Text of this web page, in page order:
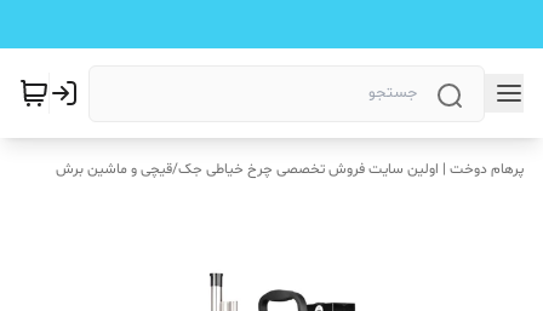
پرهام دوخت | اولین سایت فروش تخصصی چرخ خیاطی جک/قیچی و ماشین برش